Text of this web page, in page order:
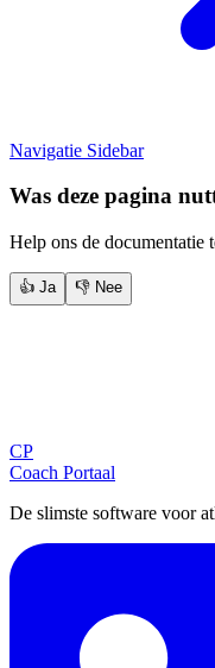
Navigatie Sidebar
Was deze pagina
Help ons de documentatie
👍 Ja 👎 Nee
CP
Coach Portaal
De slimste software voor